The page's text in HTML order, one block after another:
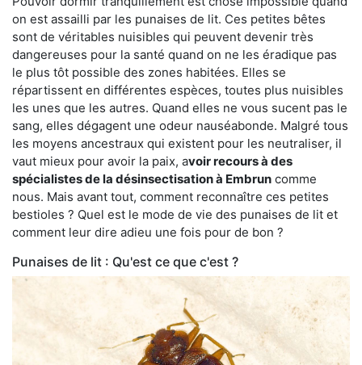
on est assailli par les punaises de lit. Ces petites bêtes
sont de véritables nuisibles qui peuvent devenir très
dangereuses pour la santé quand on ne les éradique pas
le plus tôt possible des zones habitées. Elles se
répartissent en différentes espèces, toutes plus nuisibles
les unes que les autres. Quand elles ne vous sucent pas le
sang, elles dégagent une odeur nauséabonde. Malgré tous
les moyens ancestraux qui existent pour les neutraliser, il
vaut mieux pour avoir la paix, avoir recours à des
spécialistes de la désinsectisation à Embrun comme
nous. Mais avant tout, comment reconnaître ces petites
bestioles ? Quel est le mode de vie des punaises de lit et
comment leur dire adieu une fois pour de bon ?
Punaises de lit : Qu'est ce que c'est ?